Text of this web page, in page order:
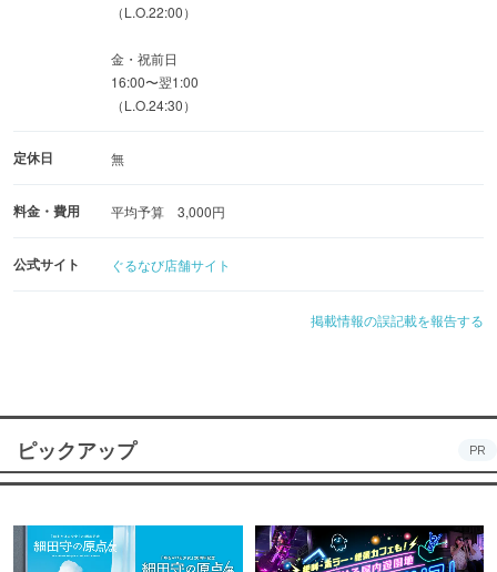
（L.O.22:00）
金・祝前日
16:00〜翌1:00
（L.O.24:30）
定休日 無
料金・費用 平均予算 3,000円
公式サイト ぐるなび店舗サイト
掲載情報の誤記載を報告する
ピックアップ PR